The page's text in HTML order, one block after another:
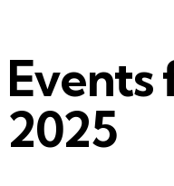
Events
2025